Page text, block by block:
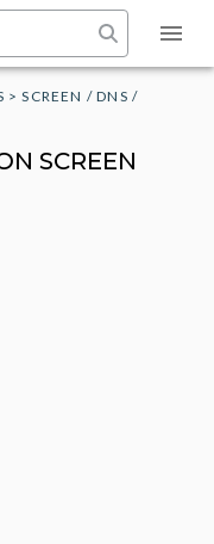
>SCREEN / DNS /
SCREEN